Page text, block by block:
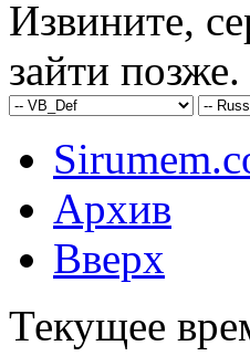
Извините,
зайти позже.
Архив
Вверх
Текущее